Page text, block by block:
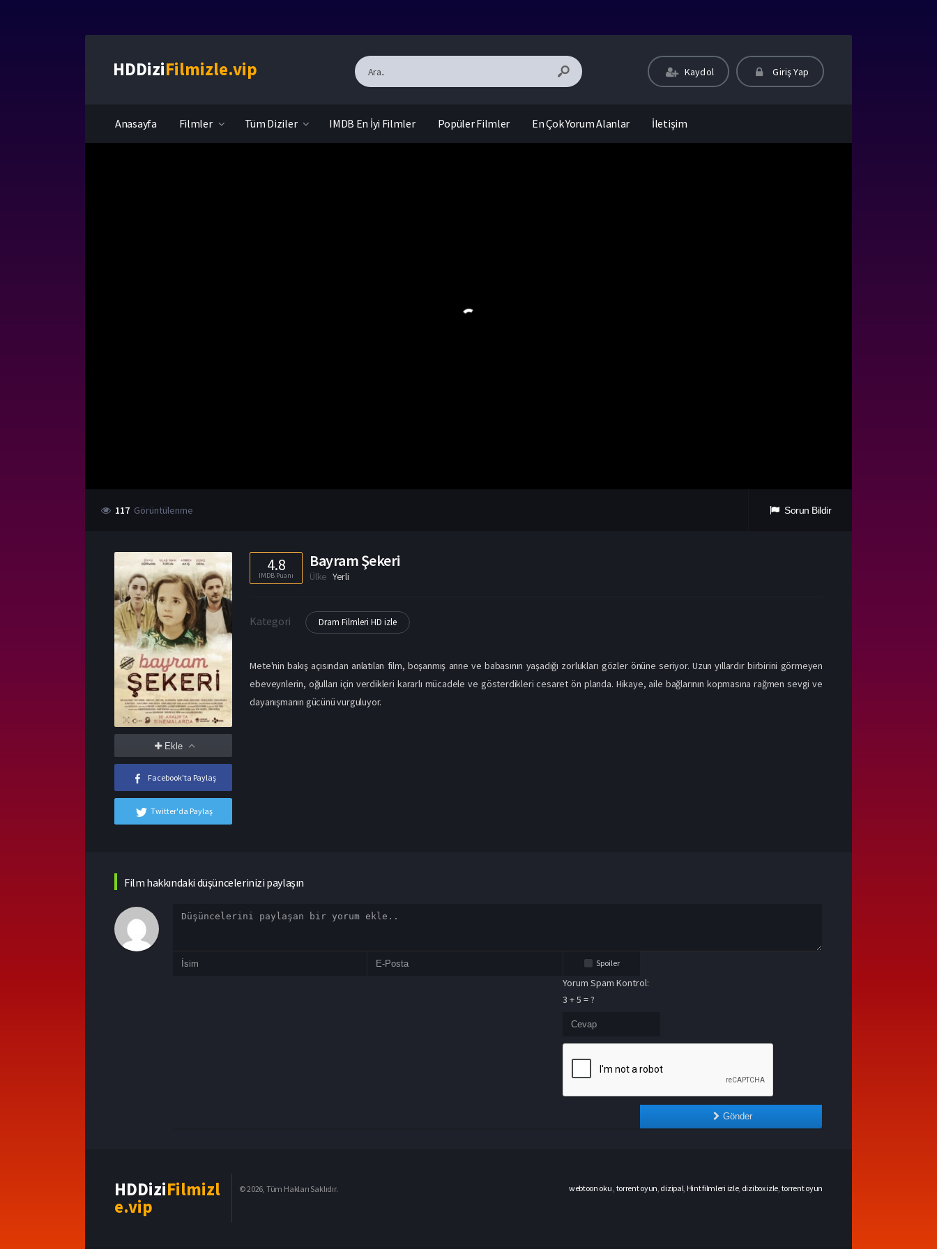
HDDiziFilmizle.vip Kaydol Giriş Yap
Anasayfa Filmler Tüm Diziler IMDB En İyi Filmler Popüler Filmler En Çok Yorum Alanlar İletişim
117 Görüntülenme Sorun Bildir
Ekle
Facebook'ta Paylaş
Twitter'da Paylaş
4.8
IMDB Puanı
Bayram Şekeri
Ülke Yerli
Kategori Dram Filmleri HD izle
Mete'nin bakış açısından anlatılan film, boşanmış anne ve babasının yaşadığı zorlukları gözler önüne seriyor. Uzun yıllardır birbirini görmeyen
ebeveynlerin, oğulları için verdikleri kararlı mücadele ve gösterdikleri cesaret ön planda. Hikaye, aile bağlarının kopmasına rağmen sevgi ve
dayanışmanın gücünü vurguluyor.
Film hakkındaki düşüncelerinizi paylaşın
Spoiler
Yorum Spam Kontrol:
3 + 5 = ?
Gönder
HDDiziFilmizl
e.vip
© 2026, Tüm Hakları Saklıdır. webtoon oku torrent oyun dizipal Hint filmleri izle, dizibox izle torrent oyun